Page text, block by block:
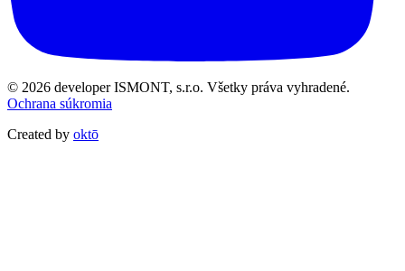
© 2026 developer ISMONT, s.r.o. Všetky práva vyhradené.
Ochrana súkromia
Created by oktō